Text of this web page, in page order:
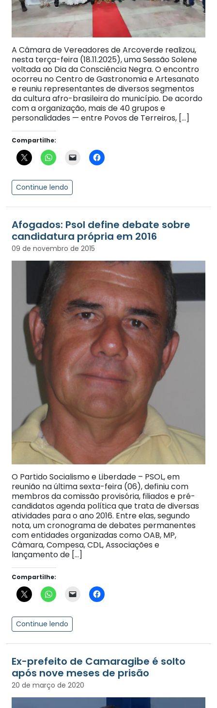
A Câmara de Vereadores de Arcoverde realizou,
nesta terça-feira (18.11.2025), uma Sessão Solene
voltada ao Dia da Consciência Negra. O encontro
ocorreu no Centro de Gastronomia e Artesanato
e reuniu representantes de diversos segmentos
da cultura afro-brasileira do município. De acordo
com a organização, mais de 40 grupos e
personalidades — entre Povos de Terreiros, […]
Compartilhe:
Continue lendo
Afogados: Psol define debate sobre
candidatura própria em 2016
09 de novembro de 2015
O Partido Socialismo e Liberdade – PSOL, em
reunião na última sexta-feira (06), definiu com
membros da comissão provisória, filiados e pré-
candidatos agenda política que trata de diversas
atividades para o ano 2016. Entre elas, segundo
nota, um cronograma de debates permanentes
com entidades organizadas como OAB, MP,
Câmara, Compesa, CDL, Associações e
lançamento de […]
Compartilhe:
Continue lendo
Ex-prefeito de Camaragibe é solto
após nove meses de prisão
20 de março de 2020